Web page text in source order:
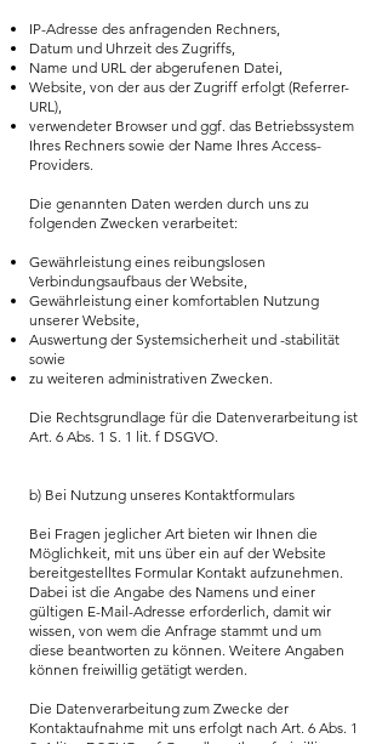
IP-Adresse des anfragenden Rechners,
Datum und Uhrzeit des Zugriffs,
Name und URL der abgerufenen Datei,
Website, von der aus der Zugriff erfolgt (Referrer-
URL),
verwendeter Browser und ggf. das Betriebssystem
Ihres Rechners sowie der Name Ihres Access-
Providers.
Die genannten Daten werden durch uns zu
folgenden Zwecken verarbeitet:
Gewährleistung eines reibungslosen
Verbindungsaufbaus der Website,
Gewährleistung einer komfortablen Nutzung
unserer Website,
Auswertung der Systemsicherheit und -stabilität
sowie
zu weiteren administrativen Zwecken.
Die Rechtsgrundlage für die Datenverarbeitung ist
Art. 6 Abs. 1 S. 1 lit. f DSGVO.
b) Bei Nutzung unseres Kontaktformulars
Bei Fragen jeglicher Art bieten wir Ihnen die
Möglichkeit, mit uns über ein auf der Website
bereitgestelltes Formular Kontakt aufzunehmen.
Dabei ist die Angabe des Namens und einer
gültigen E-Mail-Adresse erforderlich, damit wir
wissen, von wem die Anfrage stammt und um
diese beantworten zu können. Weitere Angaben
können freiwillig getätigt werden.
Die Datenverarbeitung zum Zwecke der
Kontaktaufnahme mit uns erfolgt nach Art. 6 Abs. 1